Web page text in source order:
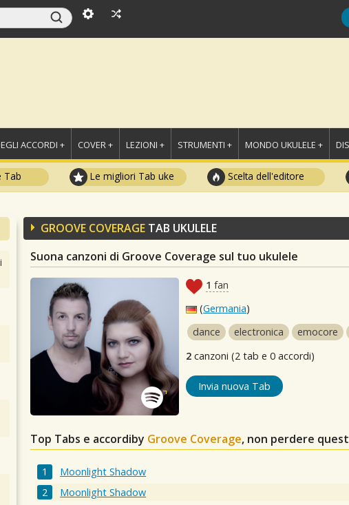
ACCORDI + COVER + LEZIONI + STRUMENTI + MONDO UKULELE +
Tab Le migliori Tab uke Scelta dell'editore
GROOVE COVERAGE TAB UKULELE
Suona canzoni di Groove Coverage sul tuo ukulele
1 fan
(Germania)
dance
electronica emocore
2 canzoni (2 tab e 0 accordi)
Invia nuova Tab
Top Tabs e accordiby Groove Coverage, non perdere
Moonlight Shadow
Moonlight Shadow